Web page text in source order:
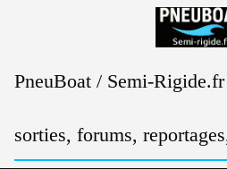
PneuBoat / Semi-
sorties, forums,